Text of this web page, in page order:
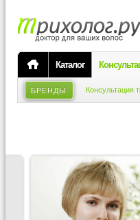
Каталог
БРЕНДЫ Консультация